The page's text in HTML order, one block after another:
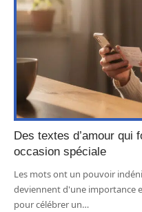
Des textes d’amour qui
occasion spéciale
Les mots ont un pouvoir
deviennent d'une importance
pour célébrer un…